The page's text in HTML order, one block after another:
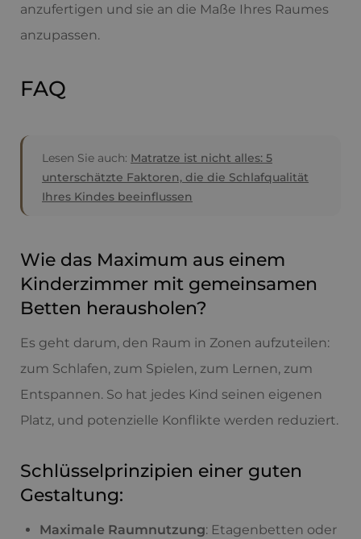
anzufertigen und sie an die Maße Ihres Raumes
anzupassen.
FAQ
Lesen Sie auch: Matratze ist nicht alles: 5
unterschätzte Faktoren, die die Schlafqualität
Ihres Kindes beeinflussen
Wie das Maximum aus einem
Kinderzimmer mit gemeinsamen
Betten herausholen?
Es geht darum, den Raum in Zonen aufzuteilen:
zum Schlafen, zum Spielen, zum Lernen, zum
Entspannen. So hat jedes Kind seinen eigenen
Platz, und potenzielle Konflikte werden reduziert.
Schlüsselprinzipien einer guten
Gestaltung:
Maximale Raumnutzung: Etagenbetten oder